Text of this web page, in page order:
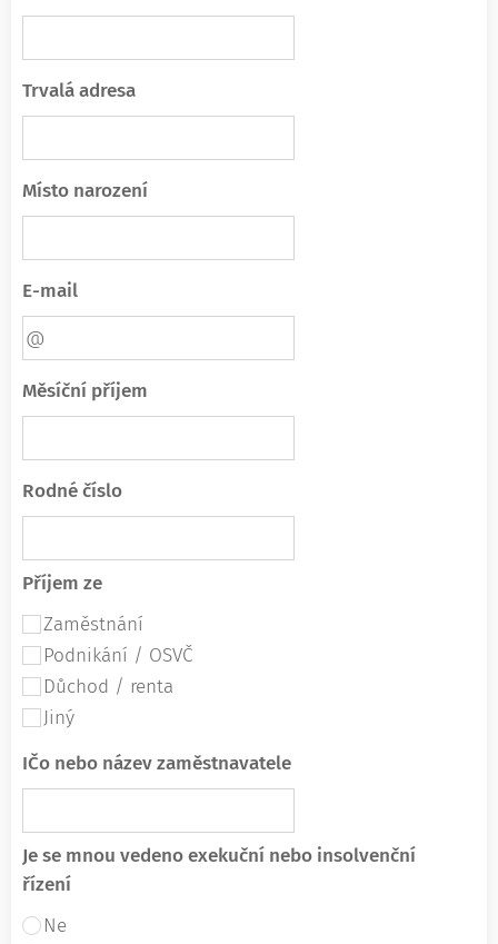
Trvalá adresa
Místo narození
E-mail
Měsíční příjem
Rodné číslo
Příjem ze
Zaměstnání
Podnikání / OSVČ
Důchod / renta
Jiný
IČo nebo název zaměstnavatele
Je se mnou vedeno exekuční nebo insolvenční
řízení
Ne